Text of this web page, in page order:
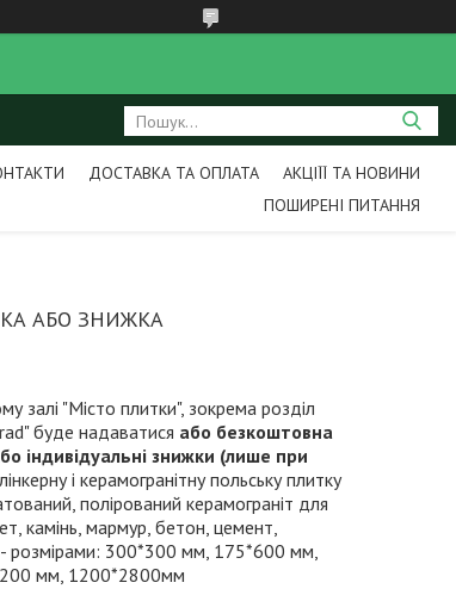
ДОСТАВКА ТА ОПЛАТА
АКЦІЇЇ ТА НОВИНИ
ПОШИРЕНІ ПИТАННЯ
АБО ЗНИЖКА
залі "Місто плитки", зокрема розділ
буде надаватися або безкоштовна
індивідуальні знижки (лише при
і керамогранітну польську плитку
полірований керамограніт для
камінь, мармур, бетон, цемент,
- розмірами: 300*300 мм, 175*600 мм,
мм, 1200*2800мм